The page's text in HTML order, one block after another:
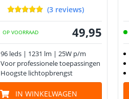
(3 reviews)
OP VOORRAAD 49,95
96 leds | 1231 lm | 25W p/m
Voor professionele toepassingen
Hoogste lichtopbrengst
IN WINKELWAGEN